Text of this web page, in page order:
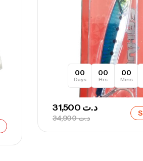
00
Days
00
Hrs
00
Mins
د.ت34,900
د.ت